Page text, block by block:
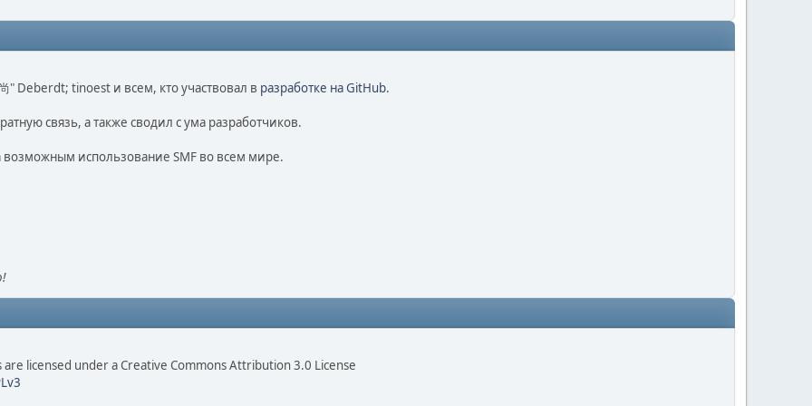
" Deberdt; tinoest и всем, кто участвовал в разработке на GitHub.
связь, а также сводил с ума разработчиков.
возможным использование SMF во всем мире.
licensed under a Creative Commons Attribution 3.0 License